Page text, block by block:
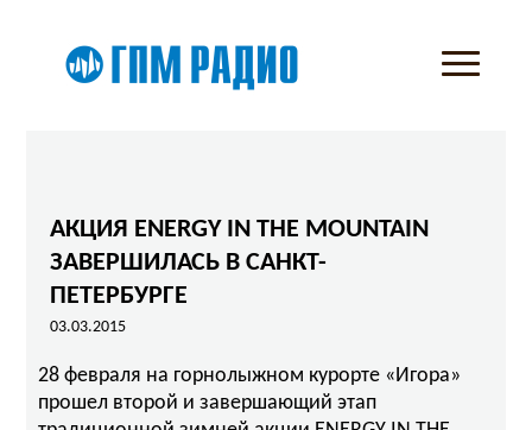
АКЦИЯ ENERGY IN THE MOUNTAIN
ЗАВЕРШИЛАСЬ В САНКТ-
ПЕТЕРБУРГЕ
03.03.2015
28 февраля на горнолыжном курорте «Игора»
прошел второй и завершающий этап